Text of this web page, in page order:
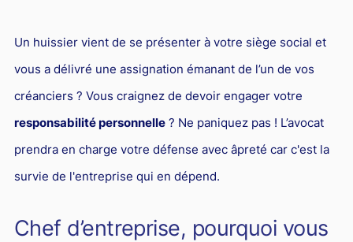
Un huissier vient de se présenter à votre siège social et
vous a délivré une assignation émanant de l’un de vos
créanciers ? Vous craignez de devoir engager votre
responsabilité personnelle? Ne paniquez pas ! L’avocat
prendra en charge votre défense avec âpreté car c'est la
survie de l'entreprise qui en dépend.
Chef d’entreprise, pourquoi vous